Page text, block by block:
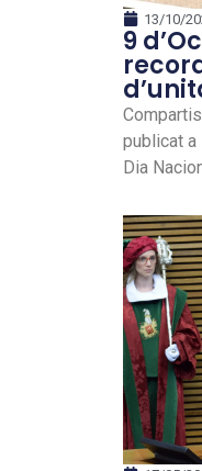
13/10/
9
publicat a
Dia